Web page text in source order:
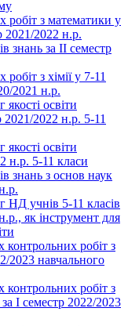
робіт з математики у
2021/2022 н.р.
знань за ІІ семестр
з хімії у 7-11
2021 н.р.
освіти
2021/2022 н.р. 5-11
освіти
н.р. 5-11 класи
знань з основ наук
НД учнів 5-11 класів
як інструмент для
контрольних робіт з
2023 навчального
контрольних робіт з
І семестр 2022/2023